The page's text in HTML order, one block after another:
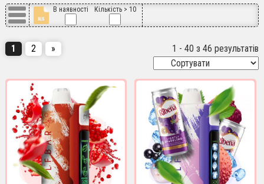
В наявності Кількість > 10
1 2 » 1 - 40 з 46 результатів